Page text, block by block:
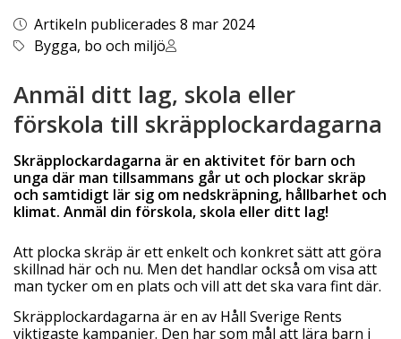
Artikeln publicerades 8 mar 2024
Bygga, bo och miljö
Anmäl ditt lag, skola eller
förskola till skräpplockardagarna
Skräpplockardagarna är en aktivitet för barn och
unga där man tillsammans går ut och plockar skräp
och samtidigt lär sig om nedskräpning, hållbarhet och
klimat. Anmäl din förskola, skola eller ditt lag!
Att plocka skräp är ett enkelt och konkret sätt att göra
skillnad här och nu. Men det handlar också om visa att
man tycker om en plats och vill att det ska vara fint där.
Skräpplockardagarna är en av Håll Sverige Rents
viktigaste kampanjer. Den har som mål att lära barn i